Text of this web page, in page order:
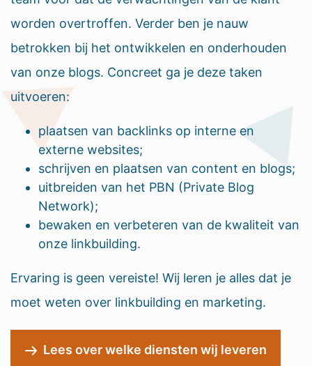
worden overtroffen. Verder ben je nauw
betrokken bij het ontwikkelen en onderhouden
van onze blogs. Concreet ga je deze taken
uitvoeren:
plaatsen van backlinks op interne en
externe websites;
schrijven en plaatsen van content en blogs;
uitbreiden van het PBN (Private Blog
Network);
bewaken en verbeteren van de kwaliteit van
onze linkbuilding.
Ervaring is geen vereiste! Wij leren je alles dat je
moet weten over linkbuilding en marketing.
Lees over welke diensten wij leveren